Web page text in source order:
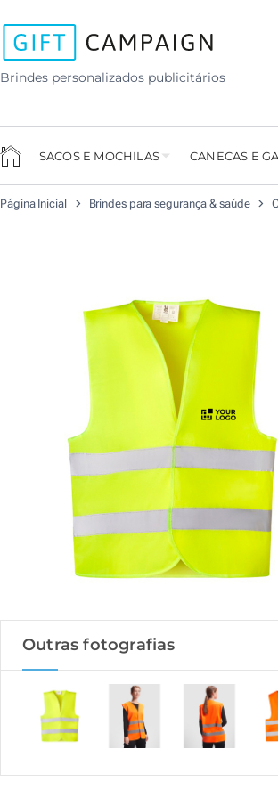
Brindes personalizados publicitários
SACOS E MOCHILAS CANECAS E
Página Inicial Brindes para segurança & saúde
Outras fotografias